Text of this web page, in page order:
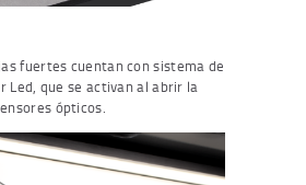
fuertes cuentan con sistema de
Led, que se activan al abrir la
ópticos.